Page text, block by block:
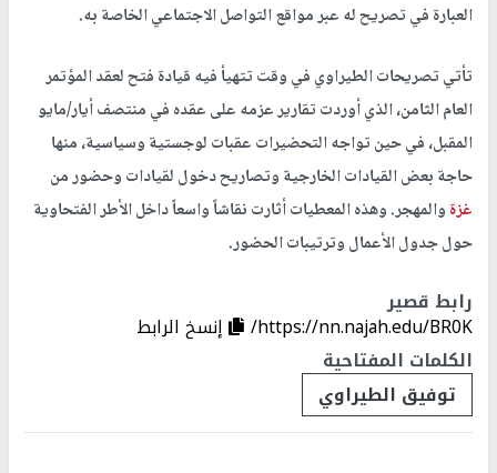
العبارة في تصريح له عبر مواقع التواصل الاجتماعي الخاصة به.
تأتي تصريحات الطيراوي في وقت تتهيأ فيه قيادة فتح لعقد المؤتمر
العام الثامن، الذي أوردت تقارير عزمه على عقده في منتصف أيار/مايو
المقبل، في حين تواجه التحضيرات عقبات لوجستية وسياسية، منها
حاجة بعض القيادات الخارجية وتصاريح دخول لقيادات وحضور من
غزةوالمهجر. وهذه المعطيات أثارت نقاشاً واسعاً داخل الأطر الفتحاوية
حول جدول الأعمال وترتيبات الحضور.
رابط قصير
https://nn.najah.edu/BR0K/
إنسخ الرابط
الكلمات المفتاحية
توفيق الطيراوي